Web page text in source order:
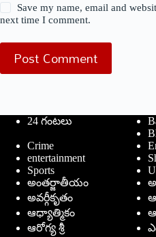
Save my name, email and
next time I comment.
Post Comment
24 గంటలు
Crime
entertainment
Sports
అంతర్జాతీయం
అవర్గీకృతం
ఆధ్యాత్మికం
ఆరోగ్య శ్రీ